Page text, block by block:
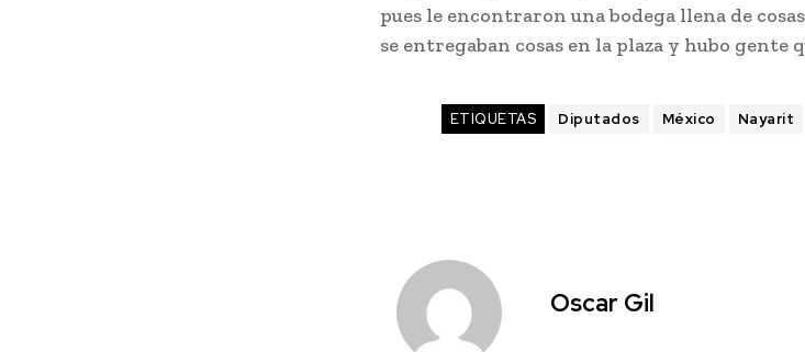
pues le encontraron una bodega llena de
se entregaban cosas en la plaza y hubo gente
ETIQUETAS Diputados México Nayarit
Oscar Gil